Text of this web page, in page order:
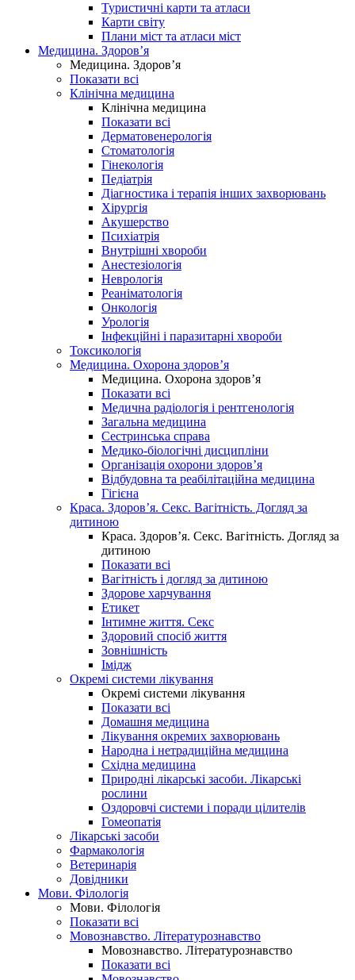
Туристичні карти та атласи
Карти світу
Плани міст та атласи міст
Медицина. Здоров’я
Медицина. Здоров’я
Показати всі
Клінічна медицина
Клінічна медицина
Показати всі
Дерматовенерологія
Стоматологія
Гінекологія
Педіатрія
Діагностика і терапія інших захворювань
Хірургія
Акушерство
Психіатрія
Внутрішні хвороби
Анестезіологія
Неврологія
Реаніматологія
Онкологія
Урологія
Інфекційні і паразитарні хвороби
Токсикологія
Медицина. Охорона здоров’я
Медицина. Охорона здоров’я
Показати всі
Медична радіологія і рентгенологія
Загальна медицина
Сестринська справа
Медико-біологічні дисципліни
Організація охорони здоров’я
Відбудовна та реабілітаційна медицина
Гігієна
Краса. Здоров’я. Секс. Вагітність. Догляд за
дитиною
Краса. Здоров’я. Секс. Вагітність. Догляд за
дитиною
Показати всі
Вагітність і догляд за дитиною
Здорове харчування
Етикет
Інтимне життя. Секс
Здоровий спосіб життя
Зовнішність
Імідж
Окремі системи лікування
Окремі системи лікування
Показати всі
Домашня медицина
Лікування окремих захворювань
Народна і нетрадиційна медицина
Східна медицина
Природні лікарські засоби. Лікарські
рослини
Оздоровчі системи і поради цілителів
Гомеопатія
Лікарські засоби
Фармакологія
Ветеринарія
Довідники
Мови. Філологія
Мови. Філологія
Показати всі
Мовознавство. Літературознавство
Мовознавство. Літературознавство
Показати всі